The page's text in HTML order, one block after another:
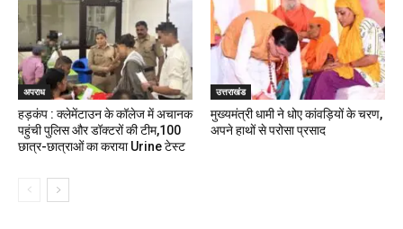
अपराध
हड़कंप : क्लेमेंटाउन के कॉलेज में अचानक
पहुंची पुलिस और डॉक्टरों की टीम,100
छात्र-छात्राओं का कराया Urine टेस्ट
उत्तराखंड
मुख्यमंत्री धामी ने धोए कांवड़ियों के चरण,
अपने हाथों से परोसा प्रसाद